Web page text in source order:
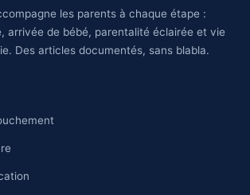
les parents à chaque étape :
arrivée de bébé, parentalité éclairée et vie
Des articles documentés, sans blabla.